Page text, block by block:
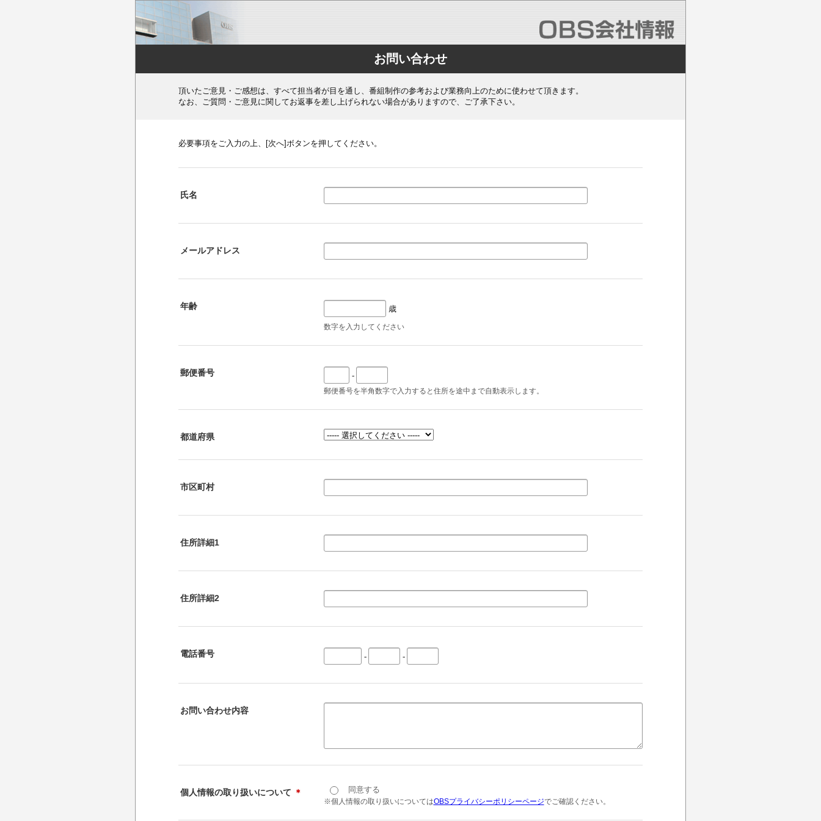
お問い合わせ
頂いたご意見・ご感想は、すべて担当者が目を通し、番組制作の参考および業務向上のために使わせて頂きます。
なお、ご質問・ご意見に関してお返事を差し上げられない場合がありますので、ご了承下さい。
必要事項をご入力の上、[次へ]ボタンを押してください。
氏名
メールアドレス
年齢 歳
数字を入力してください
郵便番号 -
郵便番号を半角数字で入力すると住所を途中まで自動表示します。
都道府県
市区町村
住所詳細1
住所詳細2
電話番号 - -
お問い合わせ内容
個人情報の取り扱いについて ＊ 同意する
※個人情報の取り扱いについてはOBSプライバシーポリシーページでご確認ください。